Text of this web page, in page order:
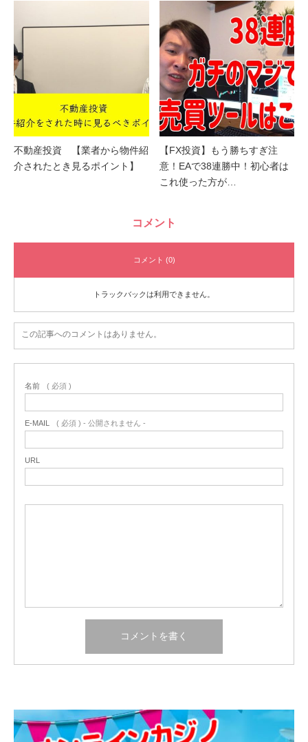
不動産投資 【業者から物件紹
介されたとき見るポイント】
【FX投資】もう勝ちすぎ注
意！EAで38連勝中！初心者は
これ使った方が…
コメント
コメント (0)
トラックバックは利用できません。
この記事へのコメントはありません。
名前 ( 必須 )
E-MAIL ( 必須 ) - 公開されません -
URL